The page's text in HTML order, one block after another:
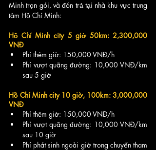
Minh trọn gói, và đón trả tại nhà khu vực trung
tâm Hồ Chí Minh:
Hồ Chí Minh city 5 giờ 50km: 2,300,000
VNĐ
Phí thêm giờ: 150,000 VNĐ/h
Phí vượt quãng đường: 10,000 VNĐ/km
sau 5 giờ
Hồ Chí Minh city 10 giờ, 100km: 3,000,000
VNĐ
Phí thêm giờ: 150,000 VNĐ/h
Phí vượt quãng đường: 10,000 VNĐ/km
sau 10 giờ
Phí phát sinh ngoài giờ trong chuyến tham